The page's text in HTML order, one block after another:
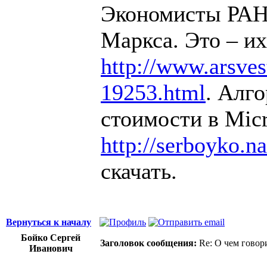
Экономисты
Маркса. Это –
http://
19253.html.
стоимости в
http://
скачать.
Вернуться к началу
Бойко Сергей
Иванович
Заголовок сообщения: Re: О чем